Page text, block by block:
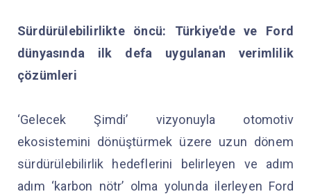
Sürdürülebilirlikte öncü: Türkiye'de ve Ford
dünyasında ilk defa uygulanan verimlilik
çözümleri
‘Gelecek Şimdi’ vizyonuyla otomotiv
ekosistemini dönüştürmek üzere uzun dönem
sürdürülebilirlik hedeflerini belirleyen ve adım
adım ‘karbon nötr’ olma yolunda ilerleyen Ford